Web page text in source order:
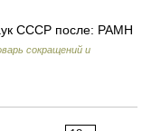
СССР после: РАМН
сокращений и